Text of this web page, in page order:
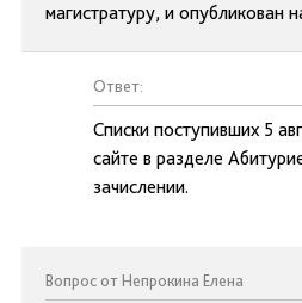
магистратуру, и опубликован
Ответ:
Списки поступивших 5
сайте в разделе
зачислении.
Вопрос от Непрокина Елена